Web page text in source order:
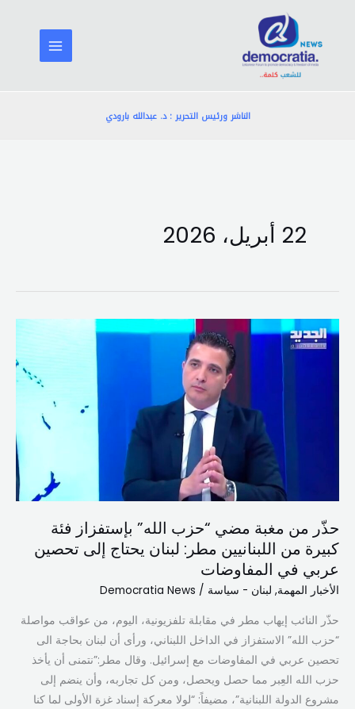
المحتوى
الناشر ورئيس التحرير : د. عبدالله بارودي
22 أبريل، 2026
حذّر من مغبة مضي “حزب الله” بإستفزاز فئة
كبيرة من اللبنانيين مطر: لبنان يحتاج إلى تحصين
عربي في المفاوضات
الأخبار المهمة, لبنان - سياسة /
Democratia News
حذّر النائب إيهاب مطر في مقابلة تلفزيونية، اليوم، من عواقب مواصلة
“حزب الله” الاستفزاز في الداخل اللبناني، ورأى أن لبنان بحاجة الى
تحصين عربي في المفاوضات مع إسرائيل. وقال مطر:”نتمنى أن يأخذ
حزب الله العِبر مما حصل ويحصل، ومن كل تجاربه، وأن ينضم إلى
مشروع الدولة اللبنانية”، مضيفاً: “لولا معركة إسناد غزة الأولى لما كنا
حذّر
من
اللبنانيين
مطر:
لبنان
يحتاج
تحصين
عربي
في
المفاوضات